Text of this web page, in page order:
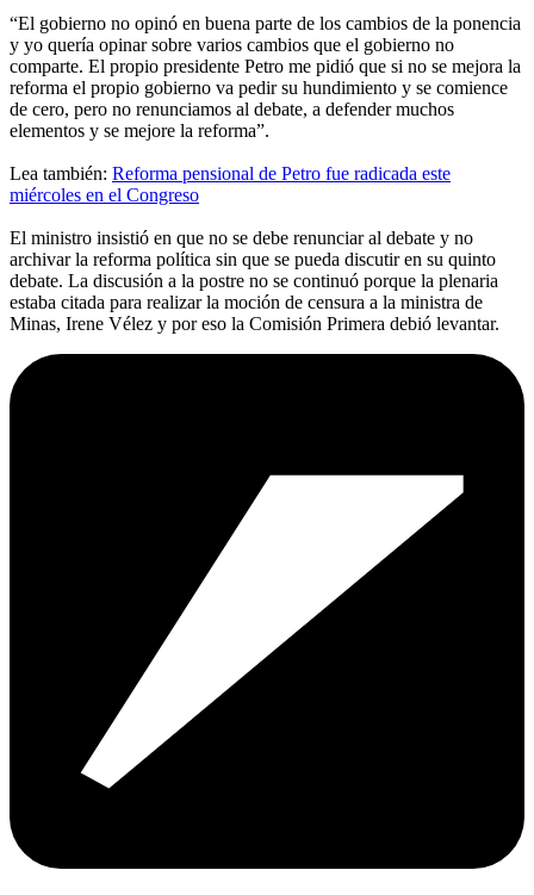
“El gobierno no opinó en buena parte de los cambios de la ponencia
y yo quería opinar sobre varios cambios que el gobierno no
comparte. El propio presidente Petro me pidió que si no se mejora la
reforma el propio gobierno va pedir su hundimiento y se comience
de cero, pero no renunciamos al debate, a defender muchos
elementos y se mejore la reforma”.
Lea también: Reforma pensional de Petro fue radicada este
miércoles en el Congreso
El ministro insistió en que no se debe renunciar al debate y no
archivar la reforma política sin que se pueda discutir en su quinto
debate. La discusión a la postre no se continuó porque la plenaria
estaba citada para realizar la moción de censura a la ministra de
Minas, Irene Vélez y por eso la Comisión Primera debió levantar.